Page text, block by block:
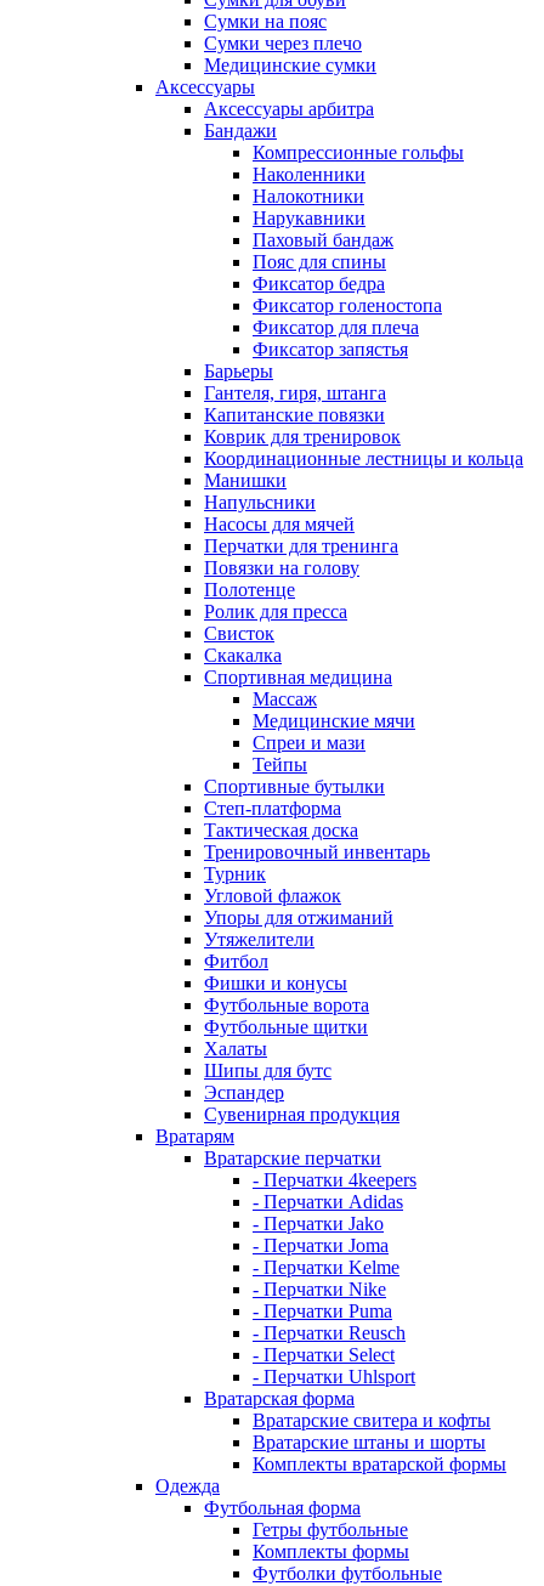
Сумки на пояс
Сумки через плечо
Медицинские сумки
Аксессуары
Аксессуары арбитра
Бандажи
Компрессионные гольфы
Наколенники
Налокотники
Нарукавники
Паховый бандаж
Пояс для спины
Фиксатор бедра
Фиксатор голеностопа
Фиксатор для плеча
Фиксатор запястья
Барьеры
Гантеля, гиря, штанга
Капитанские повязки
Коврик для тренировок
Координационные лестницы и кольца
Манишки
Напульсники
Насосы для мячей
Перчатки для тренинга
Повязки на голову
Полотенце
Ролик для пресса
Свисток
Скакалка
Спортивная медицина
Массаж
Медицинские мячи
Спреи и мази
Тейпы
Спортивные бутылки
Степ-платформа
Тактическая доска
Тренировочный инвентарь
Турник
Угловой флажок
Упоры для отжиманий
Утяжелители
Фитбол
Фишки и конусы
Футбольные ворота
Футбольные щитки
Халаты
Шипы для бутс
Эспандер
Сувенирная продукция
Вратарям
Вратарские перчатки
- Перчатки 4keepers
- Перчатки Adidas
- Перчатки Jako
- Перчатки Joma
- Перчатки Kelme
- Перчатки Nike
- Перчатки Puma
- Перчатки Reusch
- Перчатки Select
- Перчатки Uhlsport
Вратарская форма
Вратарские свитера и кофты
Вратарские штаны и шорты
Комплекты вратарской формы
Одежда
Футбольная форма
Гетры футбольные
Комплекты формы
Футболки футбольные